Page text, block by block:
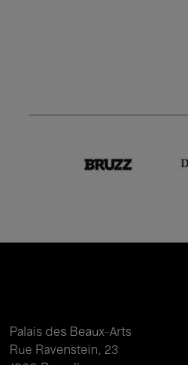
Palais des Beaux-Arts
Rue Ravenstein, 23